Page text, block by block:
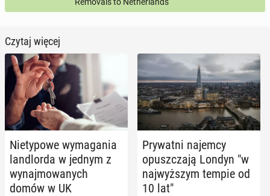
Removals to Netherlands
Czytaj więcej
Nie­ty­po­we wy­ma­ga­nia
lan­dlor­da w jednym z
wy­naj­mo­wa­nych
domów w UK
Pry­wat­ni najemcy
opusz­cza­ją Londyn "w
naj­wyż­szym tempie od
10 lat"